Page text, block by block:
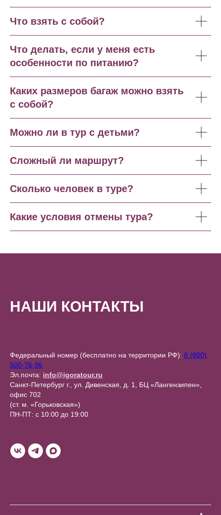
Что взять с собой?
Что делать, если у меня есть
особенности по питанию?
Каких размеров багаж можно взять
с собой?
Можно ли в тур с детьми?
Сложный ли маршрут?
Сколько человек в туре?
Какие условия отмены тура?
НАШИ КОНТАКТЫ
Федеральный номер (бесплатно на территории РФ): 8 (800)
500-76-96
Эл.почта: info@igoratour.ru
Санкт-Петербург г., ул. Дивенская, д. 1, БЦ «Лангензипен»,
офис 702
(ст. м. «Горьковская»)
ПН-ПТ: с 10:00 до 19:00